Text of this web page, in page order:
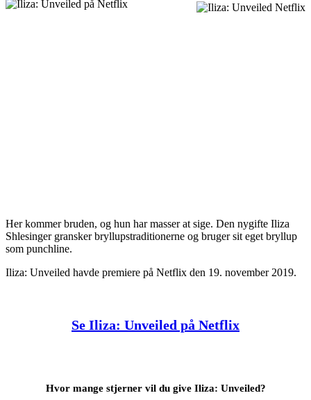
Her kommer bruden, og hun har masser at sige. Den nygifte Iliza
Shlesinger gransker bryllupstraditionerne og bruger sit eget bryllup
som punchline.
Iliza: Unveiled havde premiere på Netflix den 19. november 2019.
Se Iliza: Unveiled på Netflix
Hvor mange stjerner vil du give Iliza: Unveiled?